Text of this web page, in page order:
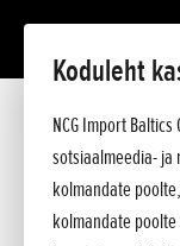
Koduleht
NCG Import
sotsiaalmeedia- ja
kolmandate
kolmandate
Tutvustus
Tehnilised andmed
Hinnakiri
Ostuabi
Küsi lisa
KÜSI